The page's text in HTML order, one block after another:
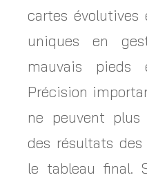
cartes évolutives
uniques en
mauvais pieds
Précision
ne peuvent
des résultats
le tableau final.